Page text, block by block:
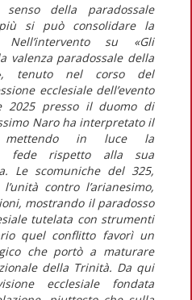
della paradossale
si può consolidare la
Nell’intervento su «Gli
valenza paradossale della
tenuto nel corso del
ecclesiale dell’evento
2025 presso il duomo di
Naro ha interpretato il
in luce la
fede rispetto alla sua
Le scomuniche del 325,
contro l’arianesimo,
mostrando il paradosso
tutelata con strumenti
quel conflitto favorì un
che portò a maturare
della Trinità. Da qui
ecclesiale fondata